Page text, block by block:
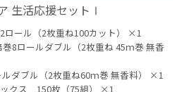
生活応援セットⅠ
ール（2枚重ね100カット） ×1
8ロールダブル（2枚重ね 45ｍ巻 無香
ダブル（2枚重ね60ｍ巻 無香料） ×1
ックス 150枚（75組） ×1